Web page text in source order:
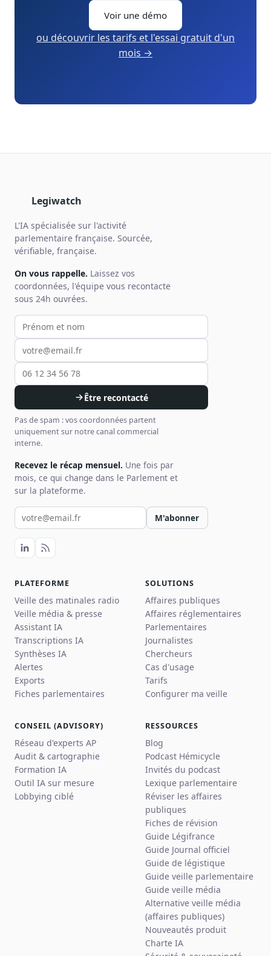
Voir une démo
ou découvrir les tarifs et l'essai gratuit d'un
mois →
Legiwatch
L'IA spécialisée sur l'activité
parlementaire française. Sourcée,
vérifiable, française.
On vous rappelle. Laissez vos
coordonnées, l'équipe vous recontacte
sous 24h ouvrées.
Votre prénom et nom
Votre email
Votre téléphone
Être recontacté
Pas de spam : vos coordonnées partent
uniquement sur notre canal commercial
interne.
Recevez le récap mensuel. Une fois par
mois, ce qui change dans le Parlement et
sur la plateforme.
Votre email pour la newsletter
M'abonner
PLATEFORME
Veille des matinales radio
Veille média & presse
Assistant IA
Transcriptions IA
Synthèses IA
Alertes
Exports
Fiches parlementaires
SOLUTIONS
Affaires publiques
Affaires réglementaires
Parlementaires
Journalistes
Chercheurs
Cas d'usage
Tarifs
Configurer ma veille
CONSEIL (ADVISORY)
Réseau d'experts AP
Audit & cartographie
Formation IA
Outil IA sur mesure
Lobbying ciblé
RESSOURCES
Blog
Podcast Hémicycle
Invités du podcast
Lexique parlementaire
Réviser les affaires
publiques
Fiches de révision
Guide Légifrance
Guide Journal officiel
Guide de légistique
Guide veille parlementaire
Guide veille média
Alternative veille média
(affaires publiques)
Nouveautés produit
Charte IA